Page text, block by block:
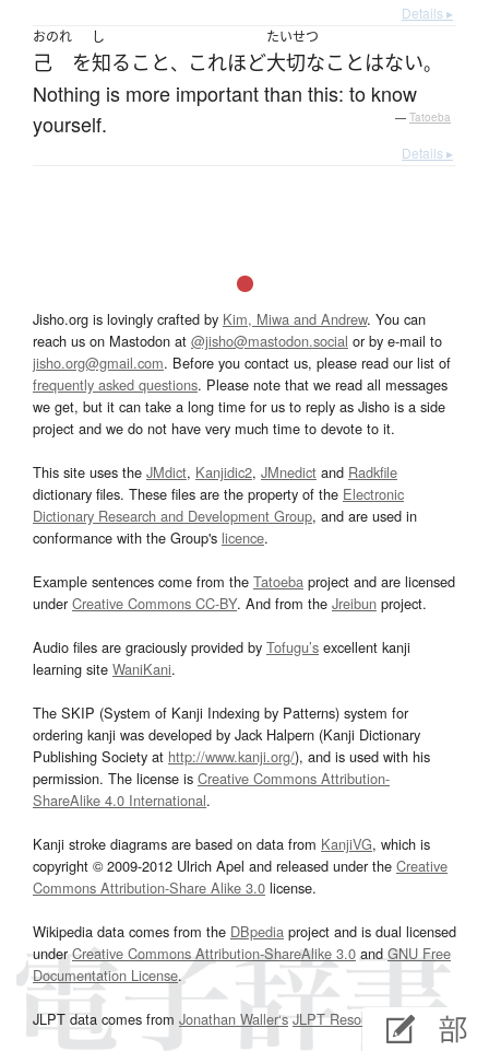
Details ▸
おのれ
己 を
し
知る こと、 これほど
たいせつ
大切なことはない。
Nothing is more important than this: to know
yourself.
— Tatoeba
Details ▸
Jisho.org is lovingly crafted by Kim, Miwa and Andrew. You can
reach us on Mastodon at @jisho@mastodon.social or by e-mail to
jisho.org@gmail.com. Before you contact us, please read our list of
frequently asked questions. Please note that we read all messages
we get, but it can take a long time for us to reply as Jisho is a side
project and we do not have very much time to devote to it.
This site uses the JMdict, Kanjidic2, JMnedict and Radkfile
dictionary files. These files are the property of the Electronic
Dictionary Research and Development Group, and are used in
conformance with the Group's licence.
Example sentences come from the Tatoeba project and are licensed
underCreative Commons CC-BY. And from the Jreibun project.
Audio files are graciously provided by Tofugu’s excellent kanji
learning site WaniKani.
The SKIP (System of Kanji Indexing by Patterns) system for
ordering kanji was developed by Jack Halpern (Kanji Dictionary
Publishing Society at http://www.kanji.org/), and is used with his
permission. The license is Creative Commons Attribution-
ShareAlike 4.0 International.
Kanji stroke diagrams are based on data from KanjiVG, which is
copyright © 2009-2012 Ulrich Apel and released under the Creative
Commons Attribution-Share Alike 3.0 license.
Wikipedia data comes from the DBpedia project and is dual licensed
underCreative Commons Attribution-ShareAlike 3.0and GNU Free
Documentation License.
JLPT data comes from Jonathan Waller‘s JLPT Resourcespage.